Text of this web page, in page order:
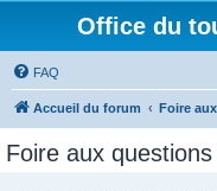
Office du
FAQ
Accueil du forum Foire
Foire aux questions